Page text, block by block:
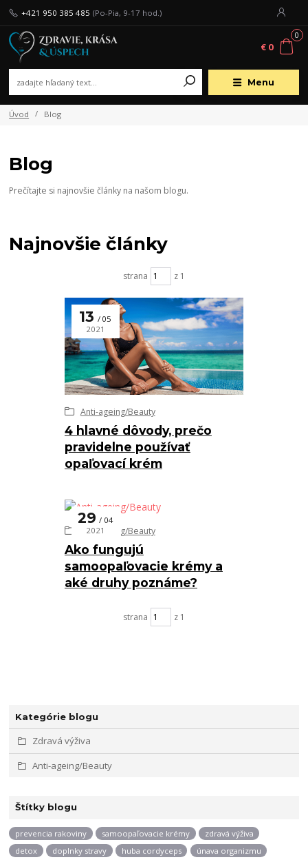
Menu
+421 950 385 485 (Po-Pia, 9-17 hod.)
0
€ 0
Úvod Blog
Kategórie blogu
Zdravá výživa
Anti-ageing/Beauty
Štítky blogu
prevencia rakoviny samoopaľovacie krémy
zdravá výživa
detox
doplnky stravy huba cordyceps
únava organizmu
Blog
Prečítajte si najnovšie články na našom blogu.
Najnovšie články
strana z 1
4 hlavné dôvody, prečo
pravidelne používať
opaľovací krém
13
05
2021
Anti-ageing/Beauty
Ako fungujú
samoopaľovacie krémy a
aké druhy poznáme?
29
04
2021
Anti-ageing/Beauty
strana z 1